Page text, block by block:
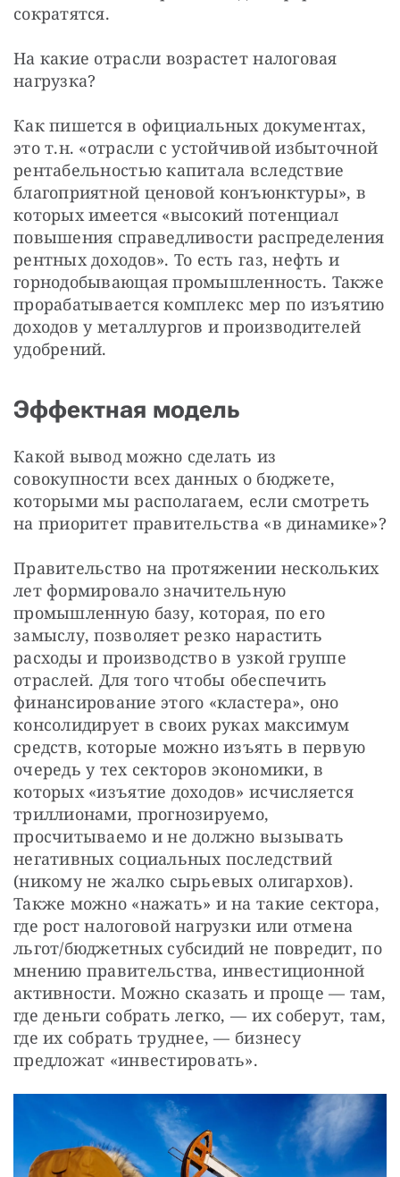
сократятся.
На какие отрасли возрастет налоговая
нагрузка?
Как пишется в официальных документах,
это т.н. «отрасли с устойчивой избыточной
рентабельностью капитала вследствие
благоприятной ценовой конъюнктуры», в
которых имеется «высокий потенциал
повышения справедливости распределения
рентных доходов». То есть газ, нефть и
горнодобывающая промышленность. Также
прорабатывается комплекс мер по изъятию
доходов у металлургов и производителей
удобрений.
Эффектная модель
Какой вывод можно сделать из
совокупности всех данных о бюджете,
которыми мы располагаем, если смотреть
на приоритет правительства «в динамике»?
Правительство на протяжении нескольких
лет формировало значительную
промышленную базу, которая, по его
замыслу, позволяет резко нарастить
расходы и производство в узкой группе
отраслей. Для того чтобы обеспечить
финансирование этого «кластера», оно
консолидирует в своих руках максимум
средств, которые можно изъять в первую
очередь у тех секторов экономики, в
которых «изъятие доходов» исчисляется
триллионами, прогнозируемо,
просчитываемо и не должно вызывать
негативных социальных последствий
(никому не жалко сырьевых олигархов).
Также можно «нажать» и на такие сектора,
где рост налоговой нагрузки или отмена
льгот/бюджетных субсидий не повредит, по
мнению правительства, инвестиционной
активности. Можно сказать и проще — там,
где деньги собрать легко, — их соберут, там,
где их собрать труднее, — бизнесу
предложат «инвестировать».